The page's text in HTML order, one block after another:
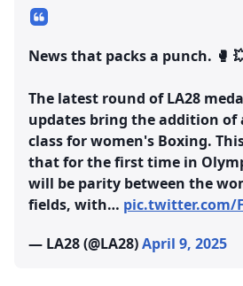
News that packs a punch. 🥊
The latest round of LA28
updates bring the addition of
class for women's Boxing.
that for the first time in
will be parity between the
fields, with… pic.twitter.com/
— LA28 (@LA28)April 9, 2025